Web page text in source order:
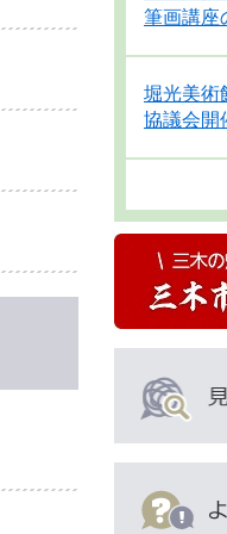
筆画講座
堀光美
協議会